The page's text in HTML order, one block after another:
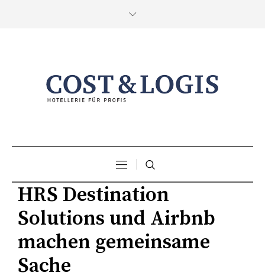
HRS Destination
Solutions und Airbnb
machen gemeinsame
Sache